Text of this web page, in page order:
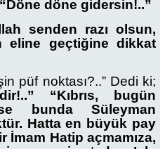
“Döne döne gidersin!..”
senden razı olsun,
eline geçtiğine dikkat
püf noktası?..” Dedi ki;
“Kıbrıs, bugün
bunda Süleyman
Hatta en büyük pay
İmam Hatip açmamıza,